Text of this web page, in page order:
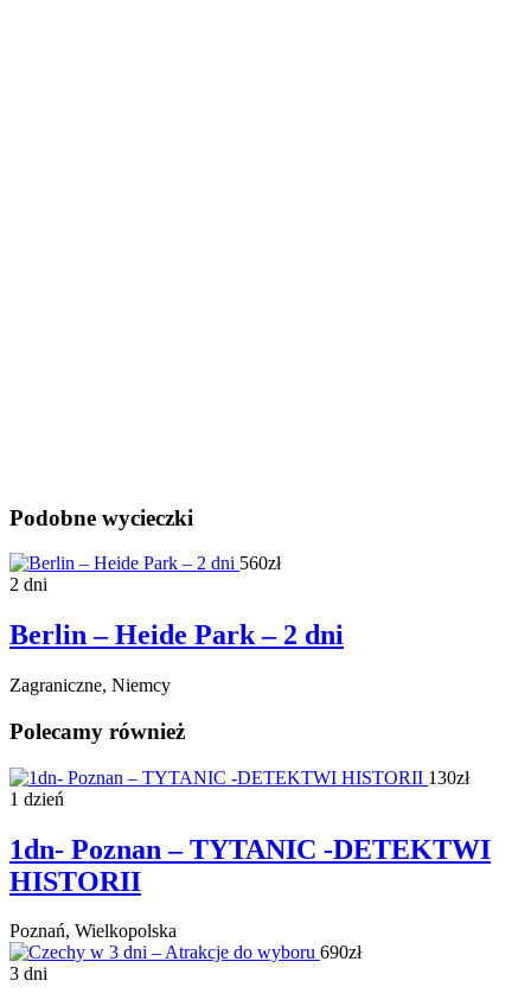
Podobne wycieczki
560zł
2 dni
Berlin – Heide Park – 2 dni
Zagraniczne, Niemcy
Polecamy również
130zł
1 dzień
1dn- Poznan – TYTANIC -DETEKTWI
HISTORII
Poznań, Wielkopolska
690zł
3 dni